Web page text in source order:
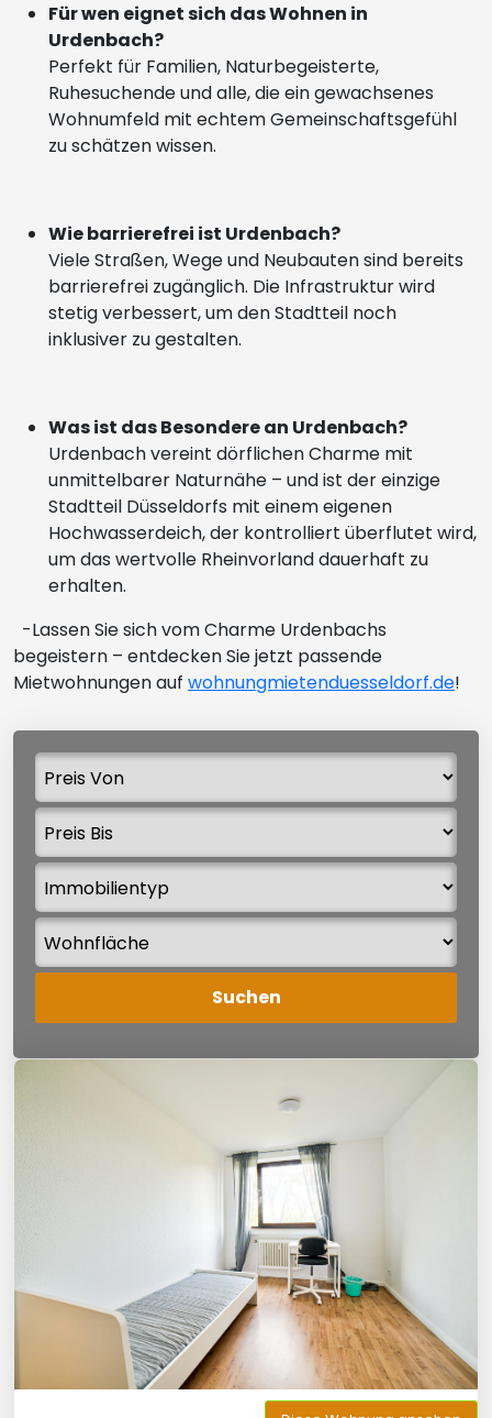
Für wen eignet sich das Wohnen in
Urdenbach?
Perfekt für Familien, Naturbegeisterte,
Ruhesuchende und alle, die ein gewachsenes
Wohnumfeld mit echtem Gemeinschaftsgefühl
zu schätzen wissen.
Wie barrierefrei ist Urdenbach?
Viele Straßen, Wege und Neubauten sind bereits
barrierefrei zugänglich. Die Infrastruktur wird
stetig verbessert, um den Stadtteil noch
inklusiver zu gestalten.
Was ist das Besondere an Urdenbach?
Urdenbach vereint dörflichen Charme mit
unmittelbarer Naturnähe – und ist der einzige
Stadtteil Düsseldorfs mit einem eigenen
Hochwasserdeich, der kontrolliert überflutet wird,
um das wertvolle Rheinvorland dauerhaft zu
erhalten.
-Lassen Sie sich vom Charme Urdenbachs
begeistern – entdecken Sie jetzt passende
Mietwohnungen auf wohnungmietenduesseldorf.de!